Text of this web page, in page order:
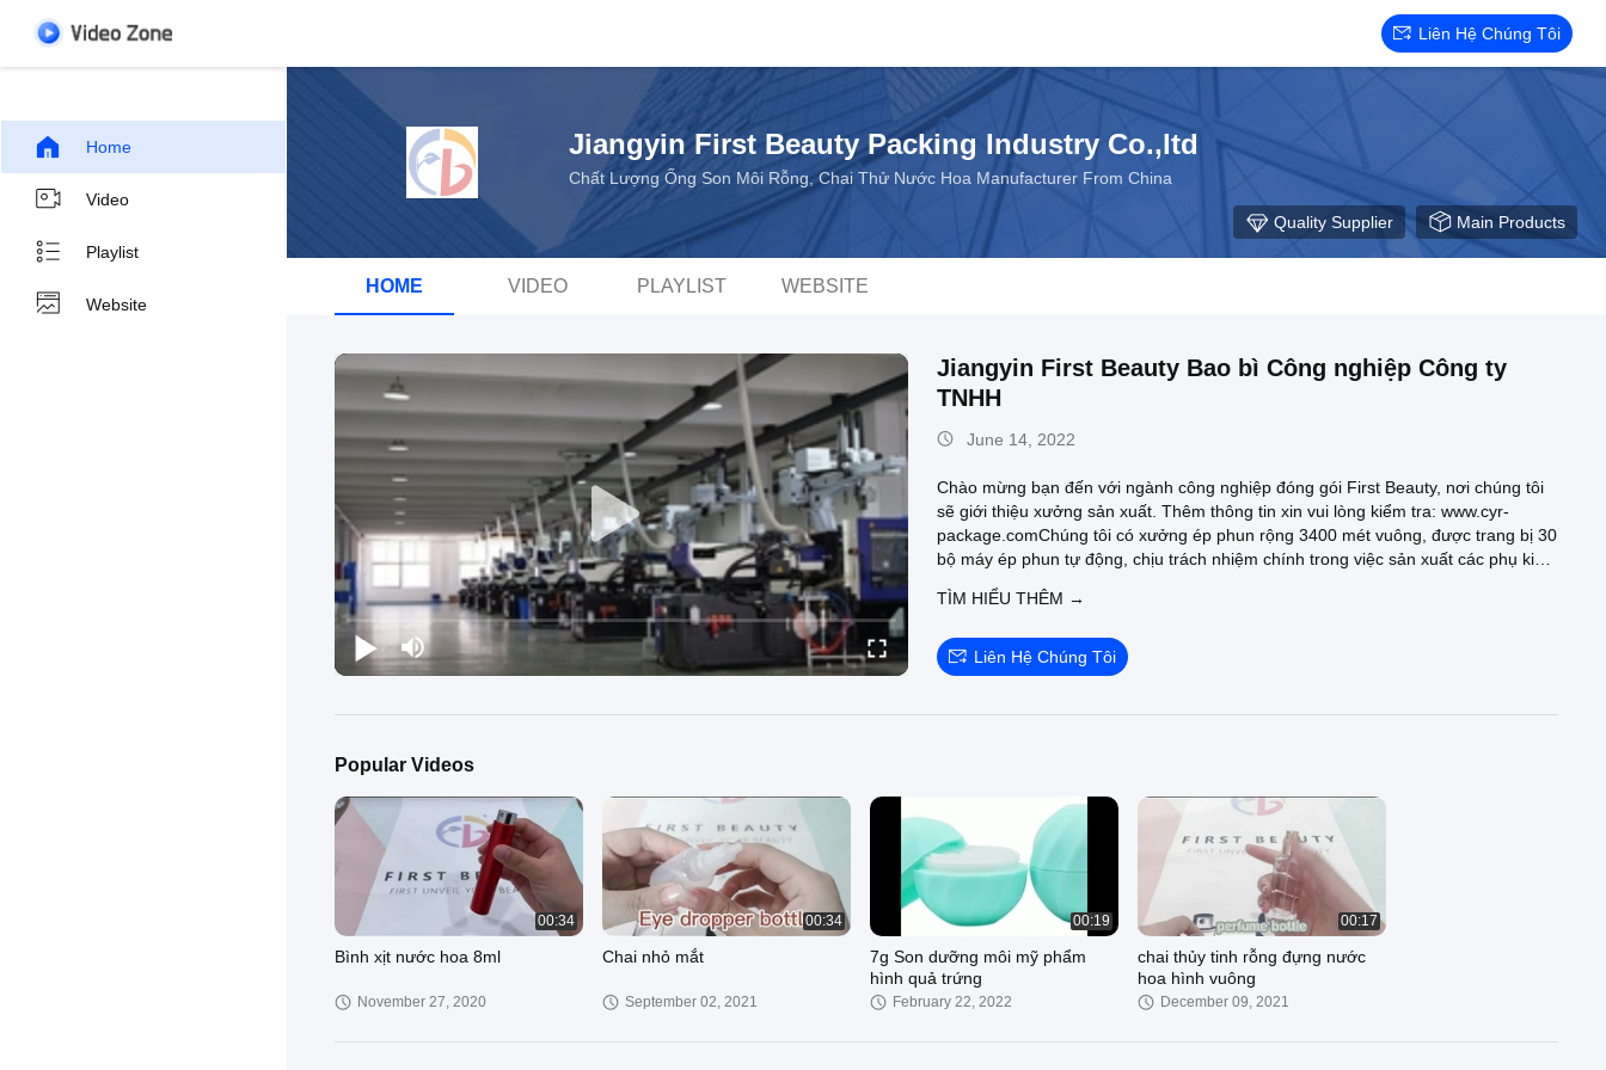
Liên Hệ Chúng Tôi
Home
Video
Playlist
Website
Jiangyin First Beauty Packing Industry Co.,ltd
Chất Lượng Ống Son Môi Rỗng, Chai Thử Nước Hoa Manufacturer From China
Quality Supplier Main Products
HOME VIDEO PLAYLIST WEBSITE
Jiangyin First Beauty Bao bì Công nghiệp Công ty
TNHH
June 14, 2022
Chào mừng bạn đến với ngành công nghiệp đóng gói First Beauty, nơi chúng tôi
sẽ giới thiệu xưởng sản xuất. Thêm thông tin xin vui lòng kiểm tra: www.cyr-
package.comChúng tôi có xưởng ép phun rộng 3400 mét vuông, được trang bị 30
bộ máy ép phun tự động, chịu trách nhiệm chính trong việc sản xuất các phụ kiện
và sau đó là hàng ván sóng xốp. để được lắp ráp.Chúng tôi có xưởng in và phun
sản xuất sẽ được kiểm tra đặc biệt về hình thức của mẫu, kiểm tra từng cái một
xem màu sắc, văn bản, v.v. phạm vi, việc loại bỏ bụi ion âm sẽ được thực hiện
TÌM HIỂU THÊM →
Liên Hệ Chúng Tôi
Popular Videos
00:34
Bình xịt nước hoa 8ml
November 27, 2020
00:34
Chai nhỏ mắt
September 02, 2021
00:19
7g Son dưỡng môi mỹ phẩm
hình quả trứng
February 22, 2022
00:17
chai thủy tinh rỗng đựng nước
hoa hình vuông
December 09, 2021